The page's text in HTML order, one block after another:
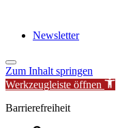
Newsletter
Zum Inhalt springen
Werkzeugleiste öffnen
Barrierefreiheit